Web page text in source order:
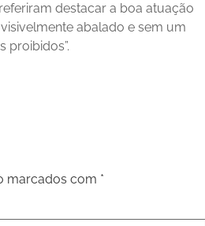
destacar a boa atuação
abalado e sem um
proibidos”.
marcados com *